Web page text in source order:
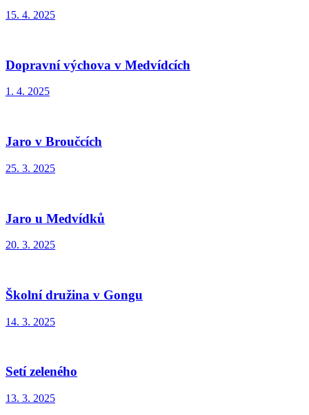
15. 4. 2025
Dopravní výchova v Medvídcích
1. 4. 2025
Jaro v Broučcích
25. 3. 2025
Jaro u Medvídků
20. 3. 2025
Školní družina v Gongu
14. 3. 2025
Setí zeleného
13. 3. 2025